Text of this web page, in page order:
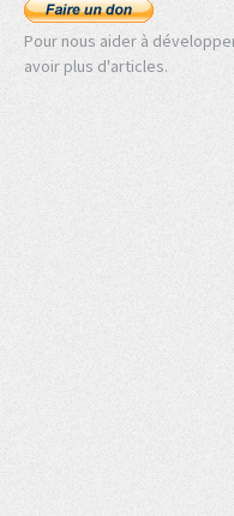
Pour nous aider à
avoir plus d'articles.